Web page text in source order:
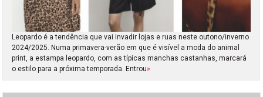
Leopardo é a tendência que vai invadir lojas e ruas neste outono/inverno
2024/2025. Numa primavera-verão em que é visível a moda do animal
print, a estampa leopardo, com as típicas manchas castanhas, marcará
o estilo para a próxima temporada. Entrou»